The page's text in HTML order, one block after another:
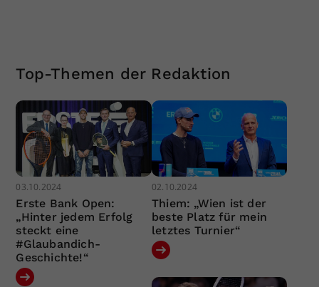
Top-Themen der Redaktion
03.10.2024
Erste Bank Open:
„Hinter jedem Erfolg
steckt eine
#Glaubandich-
Geschichte!“
02.10.2024
Thiem: „Wien ist der
beste Platz für mein
letztes Turnier“